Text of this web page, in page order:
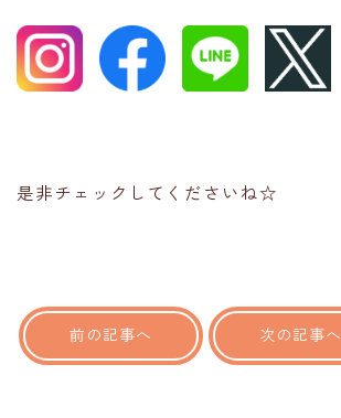
是非チェックしてくださいね☆
前の記事へ
次の記事へ